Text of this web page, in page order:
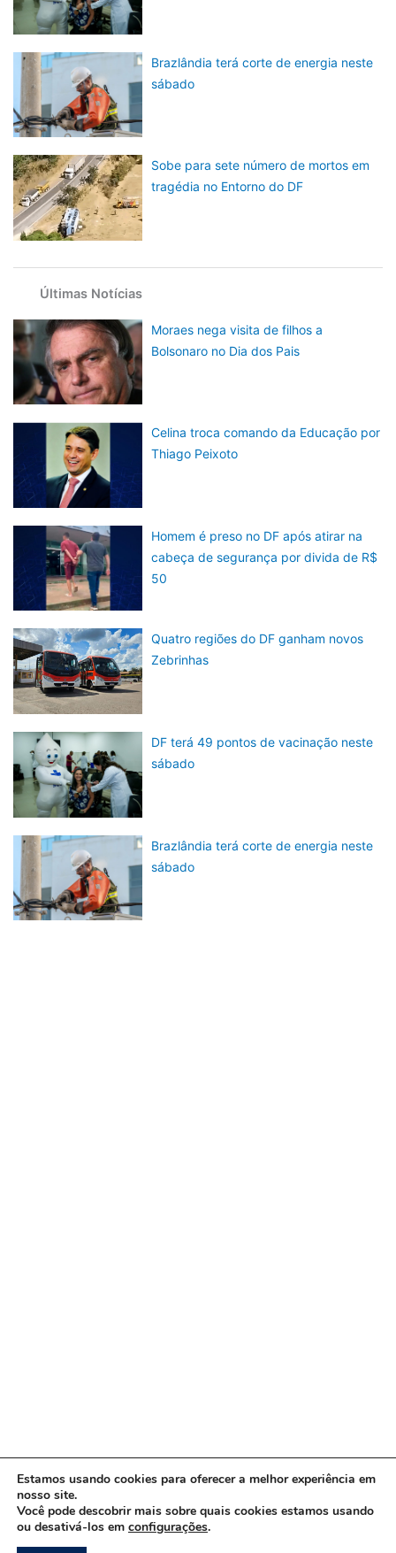
Brazlândia terá corte de energia neste
sábado
Sobe para sete número de mortos em
tragédia no Entorno do DF
Últimas Notícias
Moraes nega visita de filhos a
Bolsonaro no Dia dos Pais
Celina troca comando da Educação por
Thiago Peixoto
Homem é preso no DF após atirar na
cabeça de segurança por divida de R$
50
Quatro regiões do DF ganham novos
Zebrinhas
DF terá 49 pontos de vacinação neste
sábado
Brazlândia terá corte de energia neste
sábado
Copyright © 2026 www.ACORDA DF
Estamos usando cookies para oferecer a melhor experiência em
nosso site.
Você pode descobrir mais sobre quais cookies estamos usando
ou desativá-los em configurações.